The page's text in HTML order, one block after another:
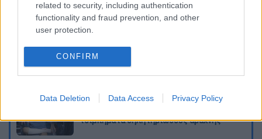
related to security, including authentication
functionality and fraud prevention, and other
user protection.
CONFIRM
Data Deletion Data Access Privacy Policy
Μακελειό στη Βόρεια Καρολίνα ύστερα από
πυροβολισμούς: Νεκροί και τραυματίες
«Θα σκοτώσουμε τον γιο σου»: Ήρθαν οι
τηλεφωνικές απάτες με AI deepfake - Πώς
«Μου έδωσαν έναν μήνα ζωής»: Η
τσιμπήματα δηλητηριώδους αράχνης